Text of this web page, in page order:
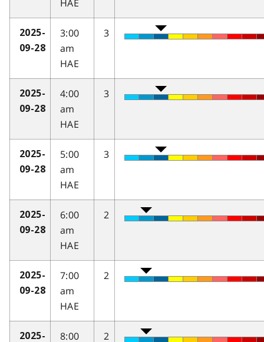
HAE
2025-
09-28
3:00
am
HAE
3
2025-
09-28
4:00
am
HAE
3
2025-
09-28
5:00
am
HAE
3
2025-
09-28
6:00
am
HAE
2
2025-
09-28
7:00
am
HAE
2
2025-
8:00
2